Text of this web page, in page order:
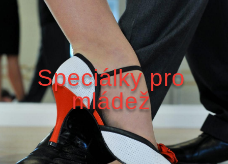
Speciálky pro
mládež